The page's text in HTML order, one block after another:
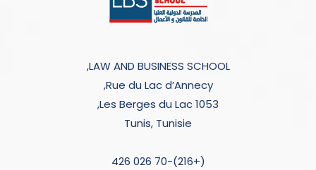
LAW AND BUSINESS SCHOOL,
Rue du Lac d’Annecy,
Les Berges du Lac 1053,
Tunis, Tunisie
(+216)-70 026 426